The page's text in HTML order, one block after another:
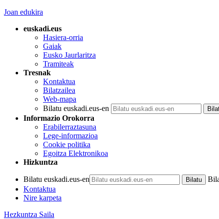
Joan edukira
euskadi.eus
Hasiera-orria
Gaiak
Eusko Jaurlaritza
Tramiteak
Tresnak
Kontaktua
Bilatzailea
Web-mapa
Bilatu euskadi.eus-en
Informazio Orokorra
Erabilerraztasuna
Lege-informazioa
Cookie politika
Egoitza Elektronikoa
Hizkuntza
Bilatu euskadi.eus-en
Kontaktua
Nire karpeta
Hezkuntza Saila